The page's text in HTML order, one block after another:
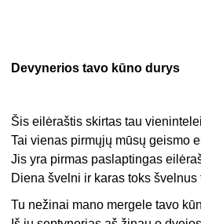
Devynerios tavo kūno durys
Šis eilėraštis skirtas tau
Tai vienas pirmųjų mūsų geismo
Jis yra pirmas paslaptingas
Diena švelni ir karas toks švelnus
Tu nežinai mano mergele tavo